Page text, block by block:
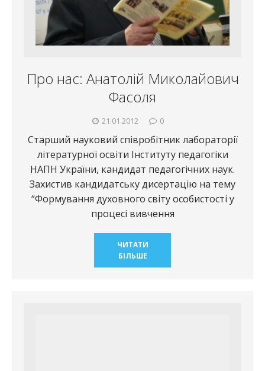
Про нас: Анатолій Миколайович
Фасоля
21.01.2012 0
Старший науковий співробітник лабораторії
літературної освіти Інституту педагогіки
НАПН України, кандидат педагогічних наук.
Захистив кандидатську дисертацію на тему
“Формування духовного світу особистості у
процесі вивчення
ЧИТАТИ
БІЛЬШЕ